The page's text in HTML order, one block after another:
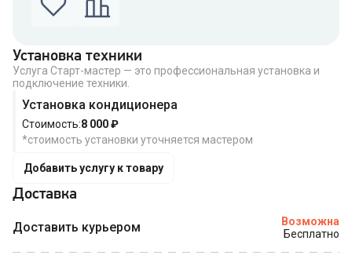
Введите номер телефона по которому можно
связаться с вами
Номер телефона
Установка техники
Услуга Старт-мастер — это профессиональная установка и
подключение техники.
Установка кондиционера
Стоимость:8 000₽
*стоимость установки уточняется мастером
Добавить услугу к товару
Доставка
Доставить курьером
Возможна
Бесплатно